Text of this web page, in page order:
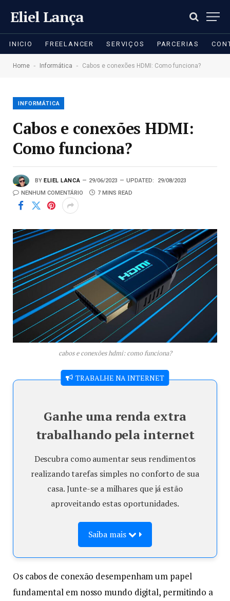
Eliel Lança
INICIO FREELANCER SERVIÇOS PARCERIAS
Home - Informática - Cabos e conexões HDMI: Como funciona?
INFORMÁTICA
Cabos e conexões HDMI:
Como funciona?
BY ELIEL LANCA 29/06/2023 UPDATED:
29/08/2023
NENHUM COMENTÁRIO
7 MINS READ
cabos e conexões hdmi: como funciona?
TRABALHE NA INTERNET
Ganhe uma renda extra
trabalhando pela internet
Descubra como aumentar seus rendimentos
realizando tarefas simples no conforto de sua
casa. Junte-se a milhares que já estão
aproveitando estas oportunidades.
Saiba mais
Os cabos de conexão desempenham um papel
fundamental em nosso mundo digital, permitindo a